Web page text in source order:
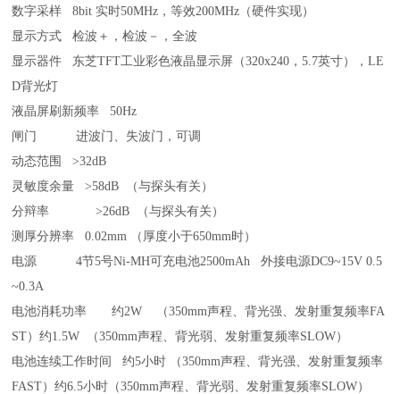
数字采样 8bit 实时50MHz，等效200MHz（硬件实现）
显示方式 检波＋，检波－，全波
显示器件 东芝TFT工业彩色液晶显示屏（320x240，5.7英寸），LE
D背光灯
液晶屏刷新频率 50Hz
闸门 进波门、失波门，可调
动态范围 >32dB
灵敏度余量 >58dB （与探头有关）
分辩率 >26dB （与探头有关）
测厚分辨率 0.02mm （厚度小于650mm时）
电源 4节5号Ni-MH可充电池2500mAh 外接电源DC9~15V 0.5
~0.3A
电池消耗功率 约2W （350mm声程、背光强、发射重复频率FA
ST）约1.5W （350mm声程、背光弱、发射重复频率SLOW）
电池连续工作时间 约5小时 （350mm声程、背光强、发射重复频率
FAST）约6.5小时（350mm声程、背光弱、发射重复频率SLOW）